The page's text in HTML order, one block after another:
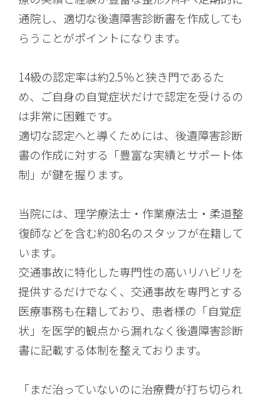
通院し、適切な後遺障害診断書を作成しても
らうことがポイントになります。
14級の認定率は約2.5％と狭き門であるた
め、ご自身の自覚症状だけで認定を受けるの
は非常に困難です。
適切な認定へと導くためには、後遺障害診断
書の作成に対する「豊富な実績とサポート体
制」が鍵を握ります。
当院には、理学療法士・作業療法士・柔道整
復師などを含む約80名のスタッフが在籍して
います。
交通事故に特化した専門性の高いリハビリを
提供するだけでなく、交通事故を専門とする
医療事務も在籍しており、患者様の「自覚症
状」を医学的観点から漏れなく後遺障害診断
書に記載する体制を整えております。
「まだ治っていないのに治療費が打ち切られ